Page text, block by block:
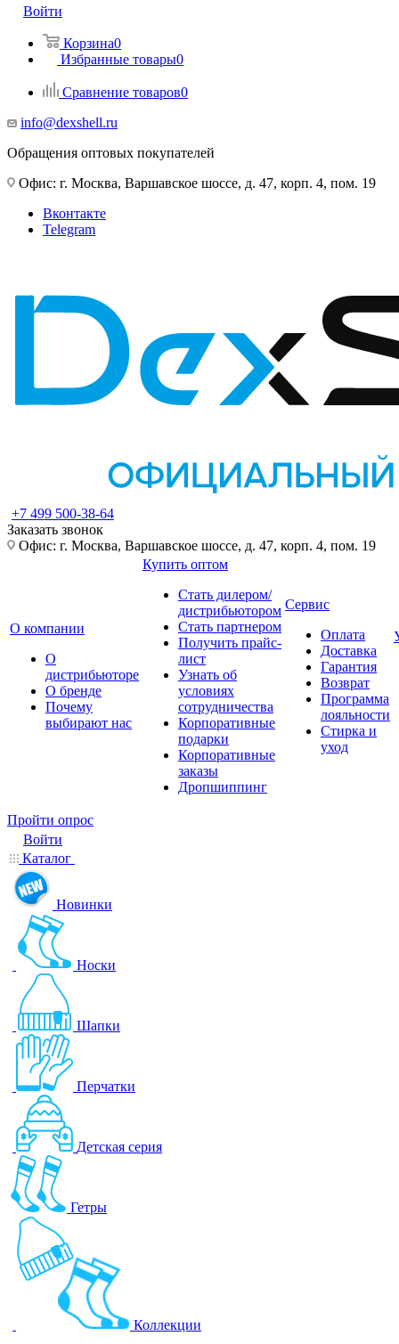
Войти
Корзина0
Избранные товары0
Сравнение товаров0
info@dexshell.ru
Обращения оптовых покупателей
Офис: г. Москва, Варшавское шоссе, д. 47, корп. 4, пом. 19
Вконтакте
Telegram
+7 499 500-38-64
Заказать звонок
Офис: г. Москва, Варшавское шоссе, д. 47, корп. 4, пом. 19
О компании
О
дистрибьюторе
О бренде
Почему
выбирают нас
Купить оптом
Стать дилером/
дистрибьютором
Стать партнером
Получить прайс-
лист
Узнать об
условиях
сотрудничества
Корпоративные
подарки
Корпоративные
заказы
Дропшиппинг
Сервис
Оплата
Доставка
Гарантия
Возврат
Программа
лояльности
Стирка и
уход
Пройти опрос
Войти
Каталог
Новинки
Носки
Шапки
Перчатки
Детская серия
Гетры
Коллекции